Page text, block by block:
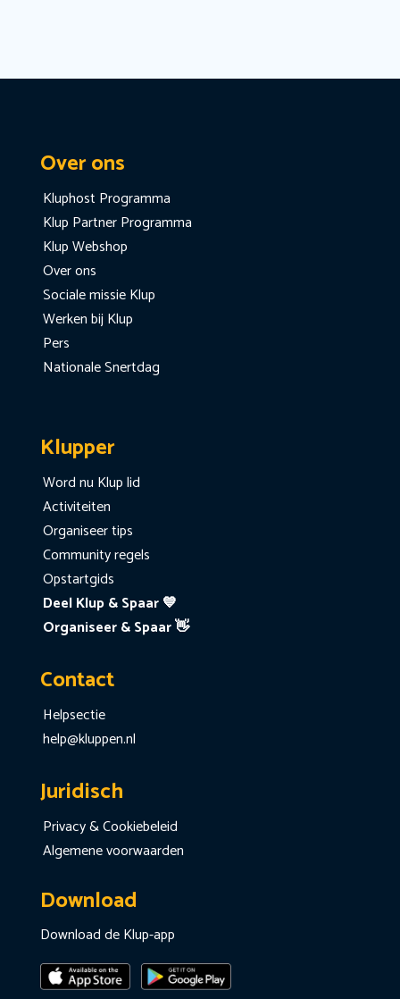
Over ons
Kluphost Programma
Klup Partner Programma
Klup Webshop
Over ons
Sociale missie Klup
Werken bij Klup
Pers
Nationale Snertdag
Klupper
Word nu Klup lid
Activiteiten
Organiseer tips
Community regels
Opstartgids
Deel Klup & Spaar 💙
Organiseer & Spaar 👋
Contact
Helpsectie
help@kluppen.nl
Juridisch
Privacy & Cookiebeleid
Algemene voorwaarden
Download
Download de Klup-app